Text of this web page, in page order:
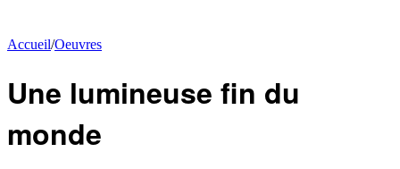
Accueil/Oeuvres
Une lumineuse fin du
monde